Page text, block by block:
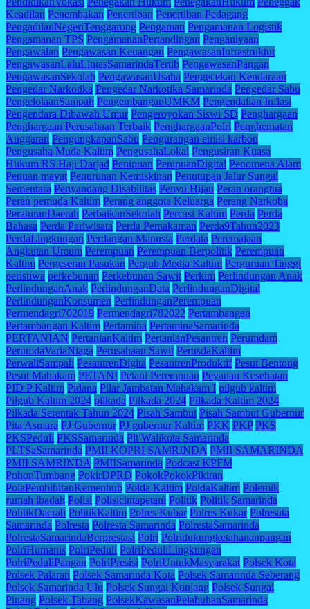
Keadilan Penembakan Penertiban Penertiban Pedagang
PengadilanNegeriTenggarong Pengaman Pengamanan Logistik
Pengamanan TPS PengamananPertandingan Penganiyaan
Pengawalan Pengawasan Keuangan PengawasanInfrastruktur
PengawasanLaluLintasSamarindaTertib PengawasanPangan
PengawasanSekolah PengawasanUsaha Pengecekan Kendaraan
Pengedar Narkotika Pengedar Narkotika Samarinda Pengedar Sabu
PengelolaanSampah PengembanganUMKM Pengendalian Inflasi
Pengendara Dibawah Umur Pengeroyokan Siswi SD Penghargaan
Penghargaan Perusahaan Terbaik PenghargaanPolri Penghematan
Anggaran PengungkapanSabu Pengurangan emisi karbon
Pengusaha Muda Kaltim PengusahaLokal Pengusiran Kuasa
Hukum RS Haji Darjad Penipuan PenipuanDigital Penomena Alam
Penuan mayat Penurunan Kemiskinan Penutupan Jalur Sungai
Sementara Penyandang Disabilitas Penyu Hijau Peran orangtua
Peran pemuda Kaltim Perang anggota Keluarga Perang Narkoba
PeraturanDaerah PerbaikanSekolah Percasi Kaltim Perda Perda
Bahasa Perda Pariwisata Perda Pemakaman Perda9Tahun2023
PerdaLingkungan Perdangan Manusia Perdata Peremajaan
Angkutan Umum Perempuan Perempuan Berpolitik Perempuan
Kaltim Pergeseran Pasukan Pergub Media Kaltim Perguruan Tinggi
peristiwa perkebunan Perkebunan Sawit Perkim Perlindungan Anak
PerlindunganAnak PerlindunganData PerlindunganDigital
PerlindunganKonsumen PerlindunganPerempuan
Permendagri702019 Permendagri782022 Pertambangan
Pertambangan Kaltim Pertamina PertaminaSamarinda
PERTANIAN PertanianKaltim PertanianPesantren Perumdam
PerumdaVariaNiaga Perusahaan Sawit PerusdaKaltim
PerwaliSampah PesantrenDigita PesantrenProduktif Pesut Bentong
Pesut Mahakam PETANI Petani Perempuan Peyanan Kesehatan
PID P Kaltim Pidana Pilar Jambatan Mahakam I pilgub kaltim
Pilgub Kaltim 2024 pilkada Pilkada 2024 Pilkada Kaltim 2024
Pilkada Serentak Tahun 2024 Pisah Sambut Pisah Sambut Gubernur
Pita Asmara PJ Gubernur PJ gubernur Kaltim PKK PKP PKS
PKSPeduli PKSSamarinda Plt Walikota Samarinda
PLTSaSamarinda PMII KOPRI SAMRINDA PMII SAMARINDA
PMII SAMRINDA PMIISamarinda Podcast KPFM
PohonTumbang PokirDPRD PokokPokokPikiran
PolaPembibitanKemenhub Polda Kaltim PoldaKaltim Polemik
rumah ibadah Polisi Polisicintapetani Politik Politik Samarinda
PolitikDaerah PolitikKaltim Polres Kubar Polres Kukar Polresata
Samarinda Polresta Polresta Samarinda PolrestaSamarinda
PolrestaSamarindaBerprestasi Polri Polridukungketahananpangan
PolriHumanis PolriPeduli PolriPeduliLingkungan
PolriPeduliPangan PolriPresisi PolriUntukMasyarakat Polsek Kota
Polsek Palaran Polsek Samarinda Kota Polsek Samarinda Seberang
Polsek Samarinda Ulu Polsek Sungai Kunjang Polsek Sungai
Pinang Polsek Tabang PolsekKawasanPelabuhanSamarinda